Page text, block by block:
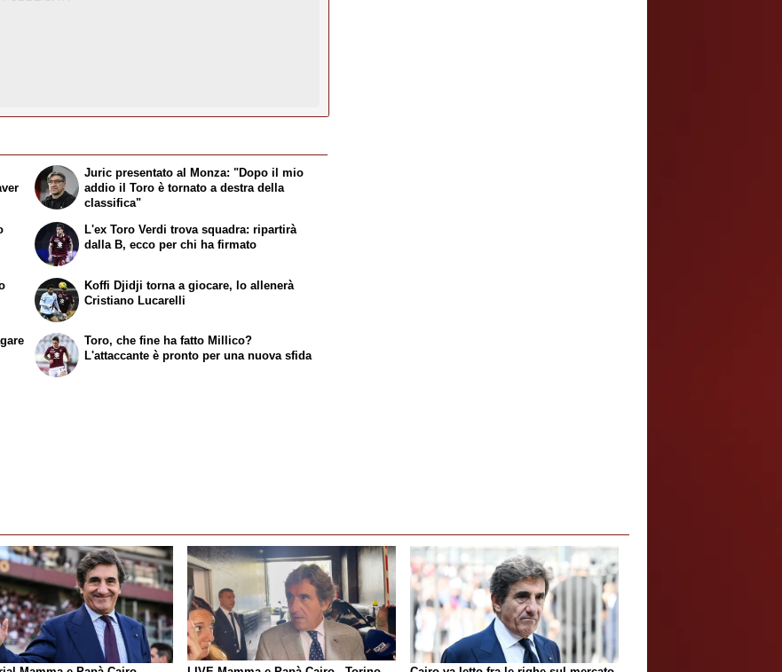
Juric presentato al Monza: "Dopo il mio
addio il Toro è tornato a destra della
classifica"
L'ex Toro Verdi trova squadra: ripartirà
dalla B, ecco per chi ha firmato
Koffi Djidji torna a giocare, lo allenerà
Cristiano Lucarelli
Toro, che fine ha fatto Millico?
L'attaccante è pronto per una nuova sfida